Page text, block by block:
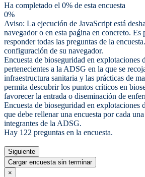
Ha completado el 0% de esta encuesta
0%
Aviso: La ejecución de JavaScript está
navegador o en esta paǵina en concreto. Es
responder todas las preguntas de la
configuración de su navegador.
Encuesta de bioseguridad en explotaciones
pertenecientes a la ADSG en la que se
infraestructura sanitaria y las prácticas de
permita descubrir los puntos críticos en
favorecer la entrada o diseminación de
Encuesta de bioseguridad en explotaciones
que debe rellenar una encuesta por cada
integrantes de la ADSG.
Hay 122 preguntas en la encuesta.
Siguiente
Cargar encuesta sin terminar
×